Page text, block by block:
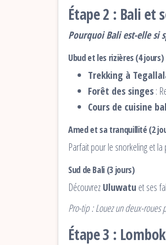
Étape 2 : Bali et
Pourquoi Bali est-elle si
Ubud et les rizières (4 jours)
Trekking à
Forêt des singes:
Cours de cuisine
Amed et sa tranquillité (2
Parfait pour le snorkeling et
Sud de Bali (3 jours)
Découvrez Uluwatu et ses
Pro-tip : Louez un deux-
Étape 3 :